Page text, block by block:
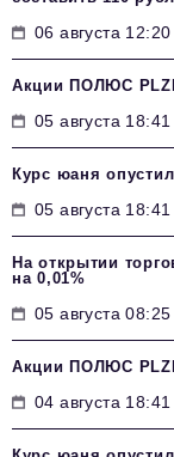
06 августа 12:20
Акции ПОЛЮС
05 августа 18:41
Курс юаня
05 августа 18:41
На открытии
на 0,01%
05 августа 08:25
Акции ПОЛЮС
04 августа 18:41